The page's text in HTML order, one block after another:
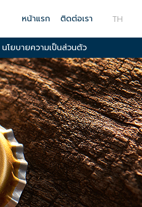
หน้าแรก ติดต่อเรา TH
นโยบายความเป็นส่วนตัว